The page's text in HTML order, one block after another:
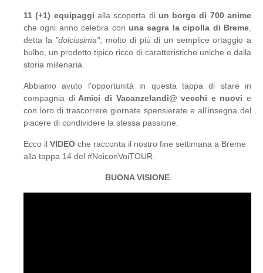
11 (+1) equipaggi alla scoperta di un borgo di 700 anime
che ogni anno celebra con una sagra la cipolla di Breme
detta la "dolcissima", molto di più di un semplice ortaggio a
bulbo, un prodotto tipico ricco di caratteristiche uniche e dalla
storia millenaria.
Abbiamo avuto l'opportunità in questa tappa di stare in
compagnia diAmici di Vacanzelandi@ vecchi e nuovi e
con loro di trascorrere giornate spensierate e all'insegna del
piacere di condividere la stessa passione.
Ecco il VIDEO che racconta il nostro fine settimana a Breme
alla tappa 14 del #NoiconVoiTOUR.
BUONA VISIONE